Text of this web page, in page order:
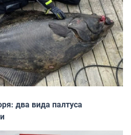
два вида палтуса